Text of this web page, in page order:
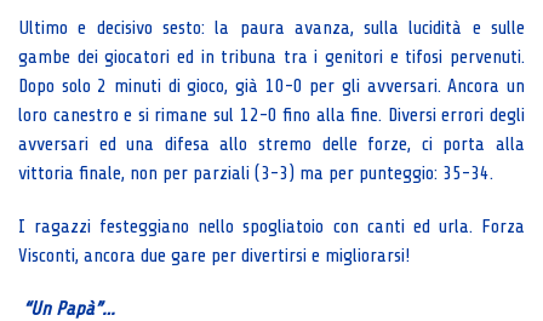
Ultimo e decisivo sesto: la paura avanza, sulla lucidità e sulle
gambe dei giocatori ed in tribuna tra i genitori e tifosi pervenuti.
Dopo solo 2 minuti di gioco, già 10-0 per gli avversari. Ancora un
loro canestro e si rimane sul 12-0 fino alla fine. Diversi errori degli
avversari ed una difesa allo stremo delle forze, ci porta alla
vittoria finale, non per parziali (3-3) ma per punteggio: 35-34.
I ragazzi festeggiano nello spogliatoio con canti ed urla. Forza
Visconti, ancora due gare per divertirsi e migliorarsi!
“Un Papà”…